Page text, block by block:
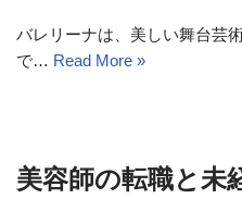
バレリーナは、美しい舞台芸
で… Read More »
美容師の転職と未